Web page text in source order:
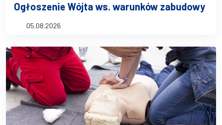
Ogłoszenie Wójta ws. warunków zabudowy
05.08.2026